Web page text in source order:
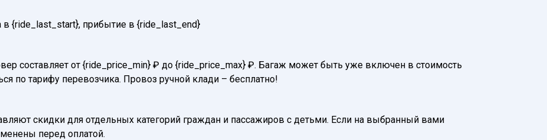
{ride_last_start}, прибытие в {ride_last_end}
составляет от {ride_price_min} ₽ до {ride_price_max} ₽. Багаж может быть уже включен в стоимость
по тарифу перевозчика. Провоз ручной клади – бесплатно!
скидки для отдельных категорий граждан и пассажиров с детьми. Если на выбранный вами
перед оплатой.